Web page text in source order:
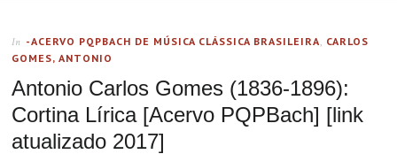
In -ACERVO PQPBACH DE MÚSICA CLÁSSICA BRASILEIRA, CARLOS
GOMES, ANTONIO
Antonio Carlos Gomes (1836-1896):
Cortina Lírica [Acervo PQPBach] [link
atualizado 2017]